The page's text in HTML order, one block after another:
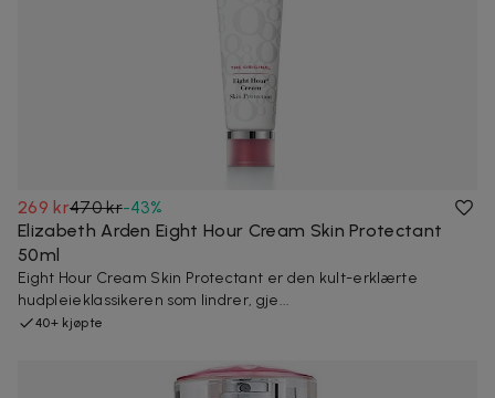
269 kr470 kr-43%
Elizabeth Arden Eight Hour Cream Skin Protectant
50ml
Eight Hour Cream Skin Protectant er den kult-erklærte
hudpleieklassikeren som lindrer, gje...
40+ kjøpte